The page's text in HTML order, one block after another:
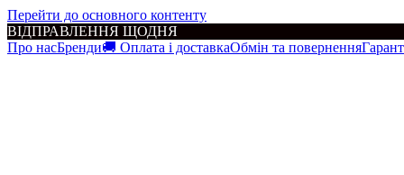
Перейти до основного контенту
ВІДПРАВЛЕННЯ ЩОДНЯ
Про насБренди🚚 Оплата і доставкаОбмін та повернення